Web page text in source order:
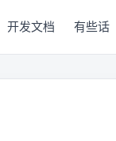
开发文档 有些话